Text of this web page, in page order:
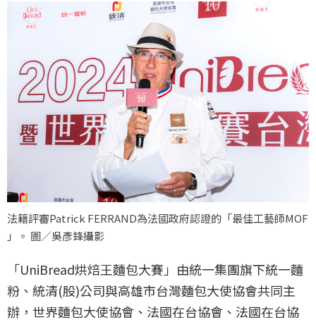
法籍評審Patrick FERRAND為法國政府認證的「最佳工藝師MOF
」。 圖／吳彥鋒攝影
「UniBread烘焙王麵包大賽」由統一集團旗下統一麵
粉、統清(股)公司與高雄市台灣麵包大使協會共同主
辦，世界麵包大使協會、法國在台協會、法國在台協